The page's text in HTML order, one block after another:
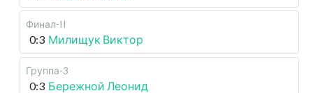
Финал-II
0:3 Милищук Виктор
Группа-3
0:3 Бережной Леонид